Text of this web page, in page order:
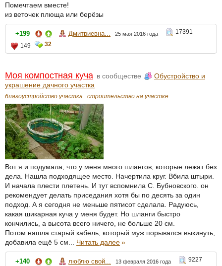
Помечтаем вместе!
из веточек плюща или берёзы
+199 Дмитриевна... 25 мая 2016 года
17391
149
32
Моя компостная куча в сообществе
Обустройство и
украшение дачного участка
благоустройство участка строительство на участке
Вот я и подумала, что у меня много шлангов, которые лежат без
дела. Нашла подходящее место. Начертила круг. Вбила штыри.
И начала плести плетень. И тут вспомнила С. Бубновского. он
рекомендует делать приседания хотя бы по десять за один
подход. А я сегодня не меньше пятисот сделала. Радуюсь,
какая шикарная куча у меня будет. Но шланги быстро
кончились, а высота всего ничего, не больше 20 см.
Потом нашла старый кабель, который муж порывался выкинуть,
добавила ещё 5 см... Читать далее»
+140 люблю свой... 13 февраля 2016 года
9227